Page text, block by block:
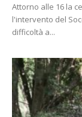
Attorno alle 16 la
l'intervento del
difficoltà a...